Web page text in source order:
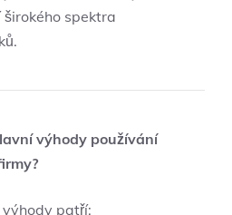
spektra
výhody používání
patří: